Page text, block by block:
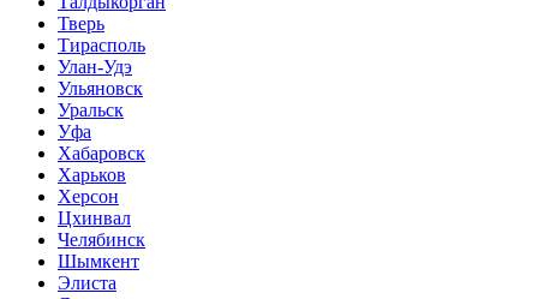
Тверь
Тирасполь
Улан-Удэ
Ульяновск
Уральск
Уфа
Хабаровск
Харьков
Херсон
Цхинвал
Челябинск
Шымкент
Элиста